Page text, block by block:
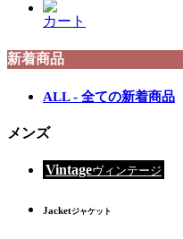
カート
新着商品
ALL - 全ての新着商品
メンズ
Vintageヴィンテージ
Jacketジャケット